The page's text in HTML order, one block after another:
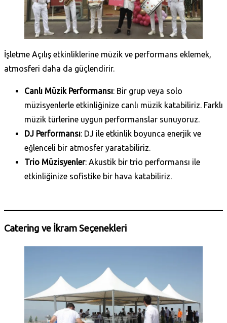
İşletme Açılış etkinliklerine müzik ve performans eklemek,
atmosferi daha da güçlendirir.
Canlı Müzik Performansı: Bir grup veya solo
müzisyenlerle etkinliğinize canlı müzik katabiliriz. Farklı
müzik türlerine uygun performanslar sunuyoruz.
DJ Performansı: DJ ile etkinlik boyunca enerjik ve
eğlenceli bir atmosfer yaratabiliriz.
Trio Müzisyenler: Akustik bir trio performansı ile
etkinliğinize sofistike bir hava katabiliriz.
Catering ve İkram Seçenekleri